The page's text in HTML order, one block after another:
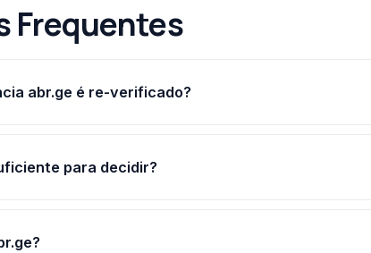
Frequentes
abr.ge é re-verificado?
para decidir?